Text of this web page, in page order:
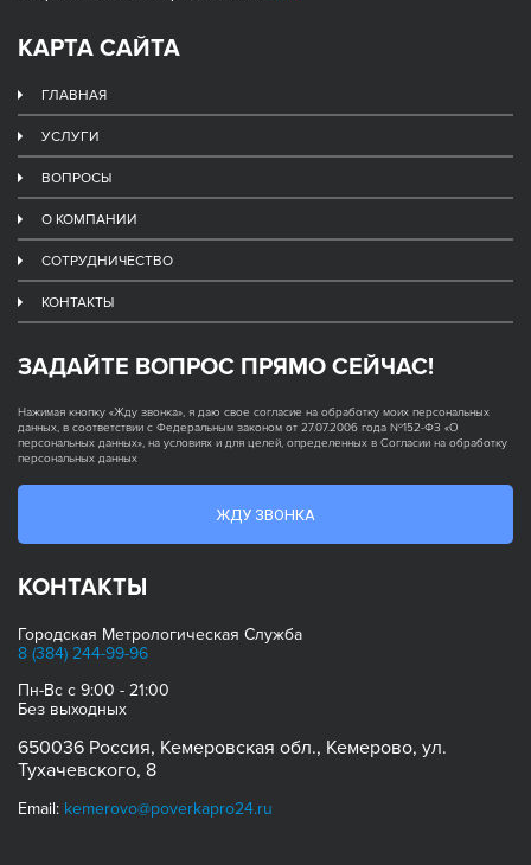
КАРТА САЙТА
ГЛАВНАЯ
УСЛУГИ
ВОПРОСЫ
О КОМПАНИИ
СОТРУДНИЧЕСТВО
КОНТАКТЫ
ЗАДАЙТЕ ВОПРОС ПРЯМО СЕЙЧАС!
Нажимая кнопку «Жду звонка», я даю свое согласие на обработку моих персональных
данных, в соответствии с Федеральным законом от 27.07.2006 года №152-ФЗ «О
персональных данных», на условиях и для целей, определенных в Согласии на обработку
персональных данных
ЖДУ ЗВОНКА
КОНТАКТЫ
Городская Метрологическая Служба
8 (384) 244-99-96
Пн-Вс с 9:00 - 21:00
Без выходных
650036 Россия, Кемеровская обл., Кемерово, ул.
Тухачевского, 8
Email: kemerovo@poverkapro24.ru